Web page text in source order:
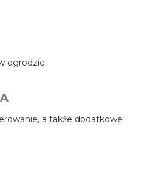
ogrodzie.
a także dodatkowe